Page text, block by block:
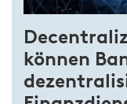
können